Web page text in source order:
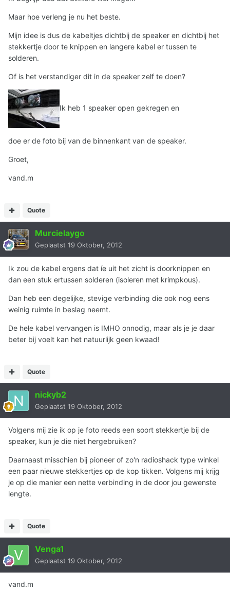
Maar hoe verleng je nu het beste.
Mijn idee is dus de kabeltjes dichtbij de speaker en dichtbij het
stekkertje door te knippen en langere kabel er tussen te
solderen.
Of is het verstandiger dit in de speaker zelf te doen?
Ik heb 1 speaker open gekregen en
doe er de foto bij van de binnenkant van de speaker.
Groet,
vand.m
Quote
Murcielaygo
Geplaatst 19 Oktober, 2012
Ik zou de kabel ergens dat íe uit het zicht is doorknippen en
dan een stuk ertussen solderen (isoleren met krimpkous).
Dan heb een degelijke, stevige verbinding die ook nog eens
weinig ruimte in beslag neemt.
De hele kabel vervangen is IMHO onnodig, maar als je je daar
beter bij voelt kan het natuurlijk geen kwaad!
Quote
nickyb2
Geplaatst 19 Oktober, 2012
Volgens mij zie ik op je foto reeds een soort stekkertje bij de
speaker, kun je die niet hergebruiken?
Daarnaast misschien bij pioneer of zo'n radioshack type winkel
een paar nieuwe stekkertjes op de kop tikken. Volgens mij krijg
je op die manier een nette verbinding in de door jou gewenste
lengte.
Quote
Venga1
Geplaatst 19 Oktober, 2012
vand.m